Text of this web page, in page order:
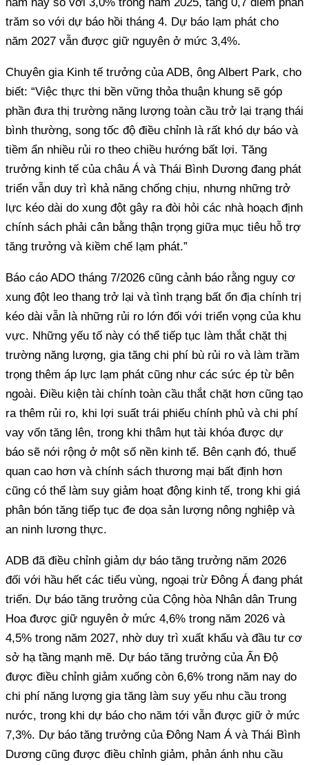
trăm so với dự báo hồi tháng 4. Dự báo lạm phát cho
năm 2027 vẫn được giữ nguyên ở mức 3,4%.
Chuyên gia Kinh tế trưởng của ADB, ông Albert Park, cho
biết: “Việc thực thi bền vững thỏa thuận khung sẽ góp
phần đưa thị trường năng lượng toàn cầu trở lại trạng thái
bình thường, song tốc độ điều chỉnh là rất khó dự báo và
tiềm ẩn nhiều rủi ro theo chiều hướng bất lợi. Tăng
trưởng kinh tế của châu Á và Thái Bình Dương đang phát
triển vẫn duy trì khả năng chống chịu, nhưng những trở
lực kéo dài do xung đột gây ra đòi hỏi các nhà hoạch định
chính sách phải cân bằng thận trọng giữa mục tiêu hỗ trợ
tăng trưởng và kiềm chế lạm phát.”
Báo cáo ADO tháng 7/2026 cũng cảnh báo rằng nguy cơ
xung đột leo thang trở lại và tình trạng bất ổn địa chính trị
kéo dài vẫn là những rủi ro lớn đối với triển vọng của khu
vực. Những yếu tố này có thể tiếp tục làm thắt chặt thị
trường năng lượng, gia tăng chi phí bù rủi ro và làm trầm
trọng thêm áp lực lạm phát cũng như các sức ép từ bên
ngoài. Điều kiện tài chính toàn cầu thắt chặt hơn cũng tạo
ra thêm rủi ro, khi lợi suất trái phiếu chính phủ và chi phí
vay vốn tăng lên, trong khi thâm hụt tài khóa được dự
báo sẽ nới rộng ở một số nền kinh tế. Bên cạnh đó, thuế
quan cao hơn và chính sách thương mại bất định hơn
cũng có thể làm suy giảm hoạt động kinh tế, trong khi giá
phân bón tăng tiếp tục đe dọa sản lượng nông nghiệp và
an ninh lương thực.
ADB đã điều chỉnh giảm dự báo tăng trưởng năm 2026
đối với hầu hết các tiểu vùng, ngoại trừ Đông Á đang phát
triển. Dự báo tăng trưởng của Cộng hòa Nhân dân Trung
Hoa được giữ nguyên ở mức 4,6% trong năm 2026 và
4,5% trong năm 2027, nhờ duy trì xuất khẩu và đầu tư cơ
sở hạ tầng mạnh mẽ. Dự báo tăng trưởng của Ấn Độ
được điều chỉnh giảm xuống còn 6,6% trong năm nay do
chi phí năng lượng gia tăng làm suy yếu nhu cầu trong
nước, trong khi dự báo cho năm tới vẫn được giữ ở mức
7,3%. Dự báo tăng trưởng của Đông Nam Á và Thái Bình
Dương cũng được điều chỉnh giảm, phản ánh nhu cầu